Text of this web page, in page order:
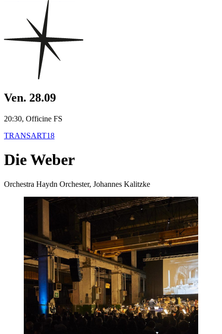
Ven. 28.09
20:30, Officine FS
TRANSART18
Die Weber
Orchestra Haydn Orchester, Johannes Kalitzke